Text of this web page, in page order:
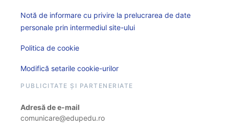
Notă de informare cu privire la prelucrarea de date
personale prin intermediul site-ului
Politica de cookie
Modifică setarile cookie-urilor
PUBLICITATE ȘI PARTENERIATE
Adresă de e-mail
comunicare@edupedu.ro